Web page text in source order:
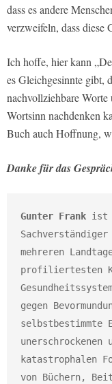
dass es andere
verzweifeln, dass
Ich hoffe, hier kann
es Gleichgesinnte gibt,
nachvollziehbare
Wortsinn nachdenken
Buch auch Hoffnung,
Danke für das
Gunter Frank ist
mehreren
profiliertesten
gegen
selbstbestimmte
unerschrockenen
katastrophalen
von Büchern,